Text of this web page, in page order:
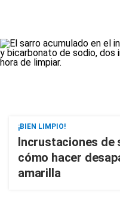
¡BIEN LIMPIO!
Incrustaciones de
cómo hacer
amarilla